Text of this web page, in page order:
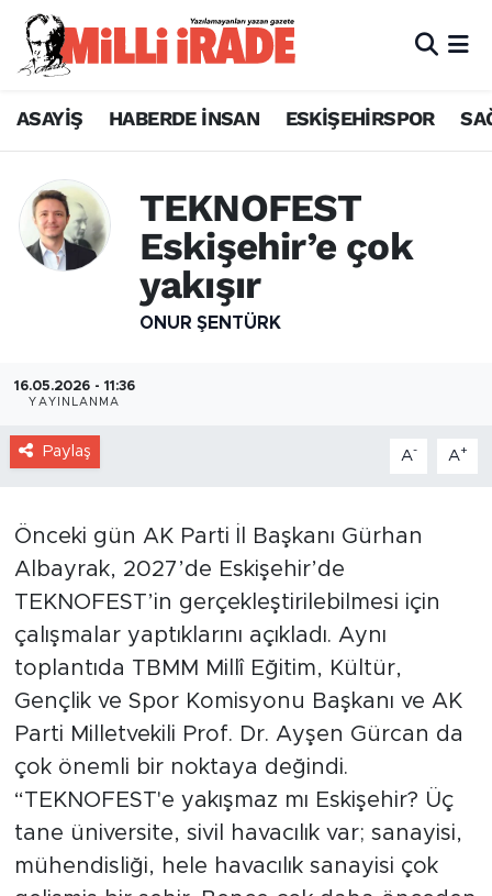
ASAYİŞ HABERDE İNSAN ESKİŞEHİRSPOR
TEKNOFEST
Eskişehir’e çok
yakışır
ONUR ŞENTÜRK
16.05.2026 - 11:36
YAYINLANMA
Paylaş A- A+
Önceki gün AK Parti İl Başkanı Gürhan
Albayrak, 2027’de Eskişehir’de
TEKNOFEST’in gerçekleştirilebilmesi için
çalışmalar yaptıklarını açıkladı. Aynı
toplantıda TBMM Millî Eğitim, Kültür,
Gençlik ve Spor Komisyonu Başkanı ve AK
Parti Milletvekili Prof. Dr. Ayşen Gürcan da
çok önemli bir noktaya değindi.
“TEKNOFEST'e yakışmaz mı Eskişehir? Üç
tane üniversite, sivil havacılık var; sanayisi,
mühendisliği, hele havacılık sanayisi çok